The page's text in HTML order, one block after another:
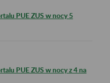
PUE ZUS w nocy 5
PUE ZUS w nocy z 4 na